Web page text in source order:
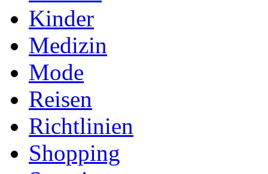
Kinder
Medizin
Mode
Reisen
Richtlinien
Shopping